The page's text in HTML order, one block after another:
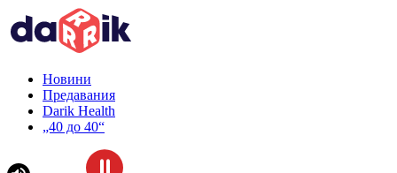
Новини
Предавания
Darik Health
„40 до 40“